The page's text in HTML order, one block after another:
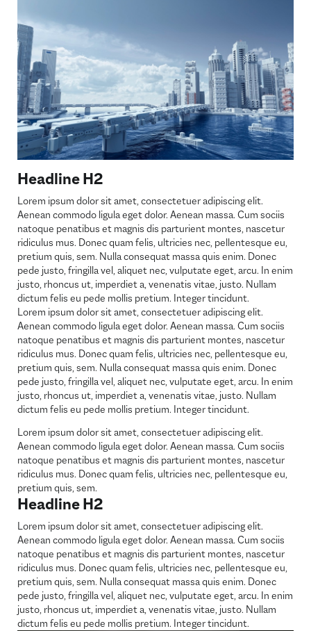
Headline H2
Lorem ipsum dolor sit amet, consectetuer adipiscing elit.
Aenean commodo ligula eget dolor. Aenean massa. Cum sociis
natoque penatibus et magnis dis parturient montes, nascetur
ridiculus mus. Donec quam felis, ultricies nec, pellentesque eu,
pretium quis, sem. Nulla consequat massa quis enim. Donec
pede justo, fringilla vel, aliquet nec, vulputate eget, arcu. In enim
justo, rhoncus ut, imperdiet a, venenatis vitae, justo. Nullam
dictum felis eu pede mollis pretium. Integer tincidunt.
Lorem ipsum dolor sit amet, consectetuer adipiscing elit.
Aenean commodo ligula eget dolor. Aenean massa. Cum sociis
natoque penatibus et magnis dis parturient montes, nascetur
ridiculus mus. Donec quam felis, ultricies nec, pellentesque eu,
pretium quis, sem. Nulla consequat massa quis enim. Donec
pede justo, fringilla vel, aliquet nec, vulputate eget, arcu. In enim
justo, rhoncus ut, imperdiet a, venenatis vitae, justo. Nullam
dictum felis eu pede mollis pretium. Integer tincidunt.
Lorem ipsum dolor sit amet, consectetuer adipiscing elit.
Aenean commodo ligula eget dolor. Aenean massa. Cum sociis
natoque penatibus et magnis dis parturient montes, nascetur
ridiculus mus. Donec quam felis, ultricies nec, pellentesque eu,
pretium quis, sem.
Headline H2
Lorem ipsum dolor sit amet, consectetuer adipiscing elit.
Aenean commodo ligula eget dolor. Aenean massa. Cum sociis
natoque penatibus et magnis dis parturient montes, nascetur
ridiculus mus. Donec quam felis, ultricies nec, pellentesque eu,
pretium quis, sem. Nulla consequat massa quis enim. Donec
pede justo, fringilla vel, aliquet nec, vulputate eget, arcu. In enim
justo, rhoncus ut, imperdiet a, venenatis vitae, justo. Nullam
dictum felis eu pede mollis pretium. Integer tincidunt.